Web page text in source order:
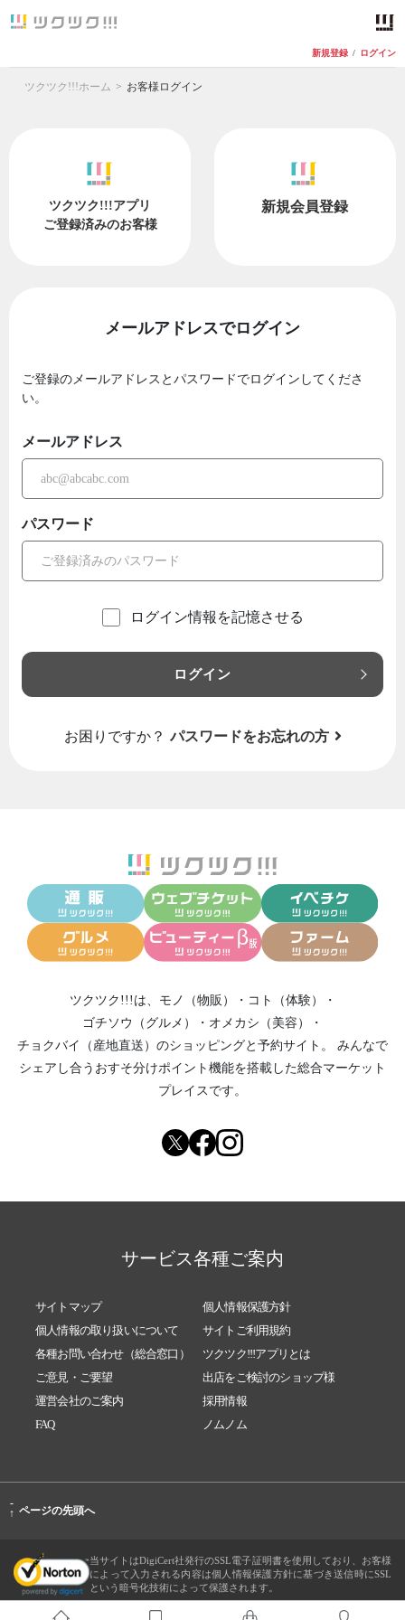
新規登録 / ログイン
ツクツク!!!ホーム お客様ログイン
ツクツク!!!アプリ
ご登録済みのお客様
新規会員登録
メールアドレスでログイン
ご登録のメールアドレスとパスワードでログインしてくださ
い。
メールアドレス
パスワード
ログイン情報を記憶させる
ログイン
お困りですか？ パスワードをお忘れの方
ツクツク!!!は、 モノ（物販） ・ コト（体験）
・
ゴチソウ（グルメ）
・ オメカシ（美容）
・
チョクバイ（産地直送） のショッピングと予約サイト。
みんなで
シェアし合う おすそ分けポイント機能を搭載した総合マーケット
プレイスです。
サービス各種ご案内
サイトマップ
個人情報保護方針
個人情報の取り扱いについて
サイトご利用規約
各種お問い合わせ（総合窓口）
ツクツク!!!アプリとは
ご意見・ご要望
出店をご検討のショップ様
運営会社のご案内
採用情報
FAQ
ノムノム
-
↑ ページの先頭へ
当サイトはDigiCert社発行のSSL電子証明書を使用しており、お客様
によって入力される内容は個人情報保護方針に基づき送信時にSSL
という暗号化技術によって保護されます。